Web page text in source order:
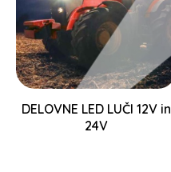
DELOVNE LED LUČI 12V in
24V